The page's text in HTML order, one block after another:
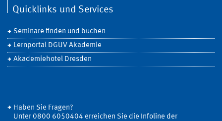
Quicklinks und Services
Seminare finden und buchen
Lernportal DGUV Akademie
Akademiehotel Dresden
Haben Sie Fragen?
Unter 0800 6050404 erreichen Sie die Infoline der